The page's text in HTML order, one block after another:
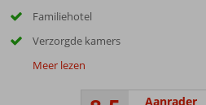
Familiehotel
Verzorgde kamers
Meer lezen
Aanrader